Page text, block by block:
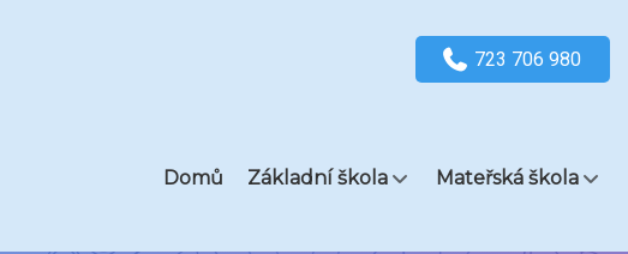
723 706 980
Domů Základní škola Mateřská škola